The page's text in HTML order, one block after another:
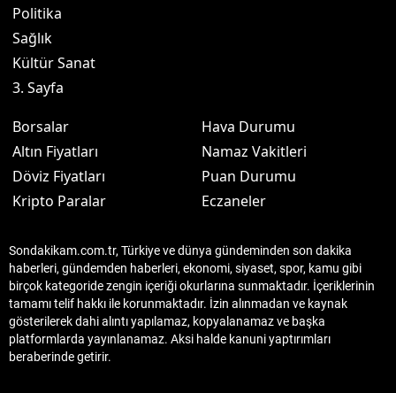
Politika
Sağlık
Kültür Sanat
3. Sayfa
Borsalar
Altın Fiyatları
Döviz Fiyatları
Kripto Paralar
Hava Durumu
Namaz Vakitleri
Puan Durumu
Eczaneler
Sondakikam.com.tr, Türkiye ve dünya gündeminden son dakika
haberleri, gündemden haberleri, ekonomi, siyaset, spor, kamu gibi
birçok kategoride zengin içeriği okurlarına sunmaktadır. İçeriklerinin
tamamı telif hakkı ile korunmaktadır. İzin alınmadan ve kaynak
gösterilerek dahi alıntı yapılamaz, kopyalanamaz ve başka
platformlarda yayınlanamaz. Aksi halde kanuni yaptırımları
beraberinde getirir.